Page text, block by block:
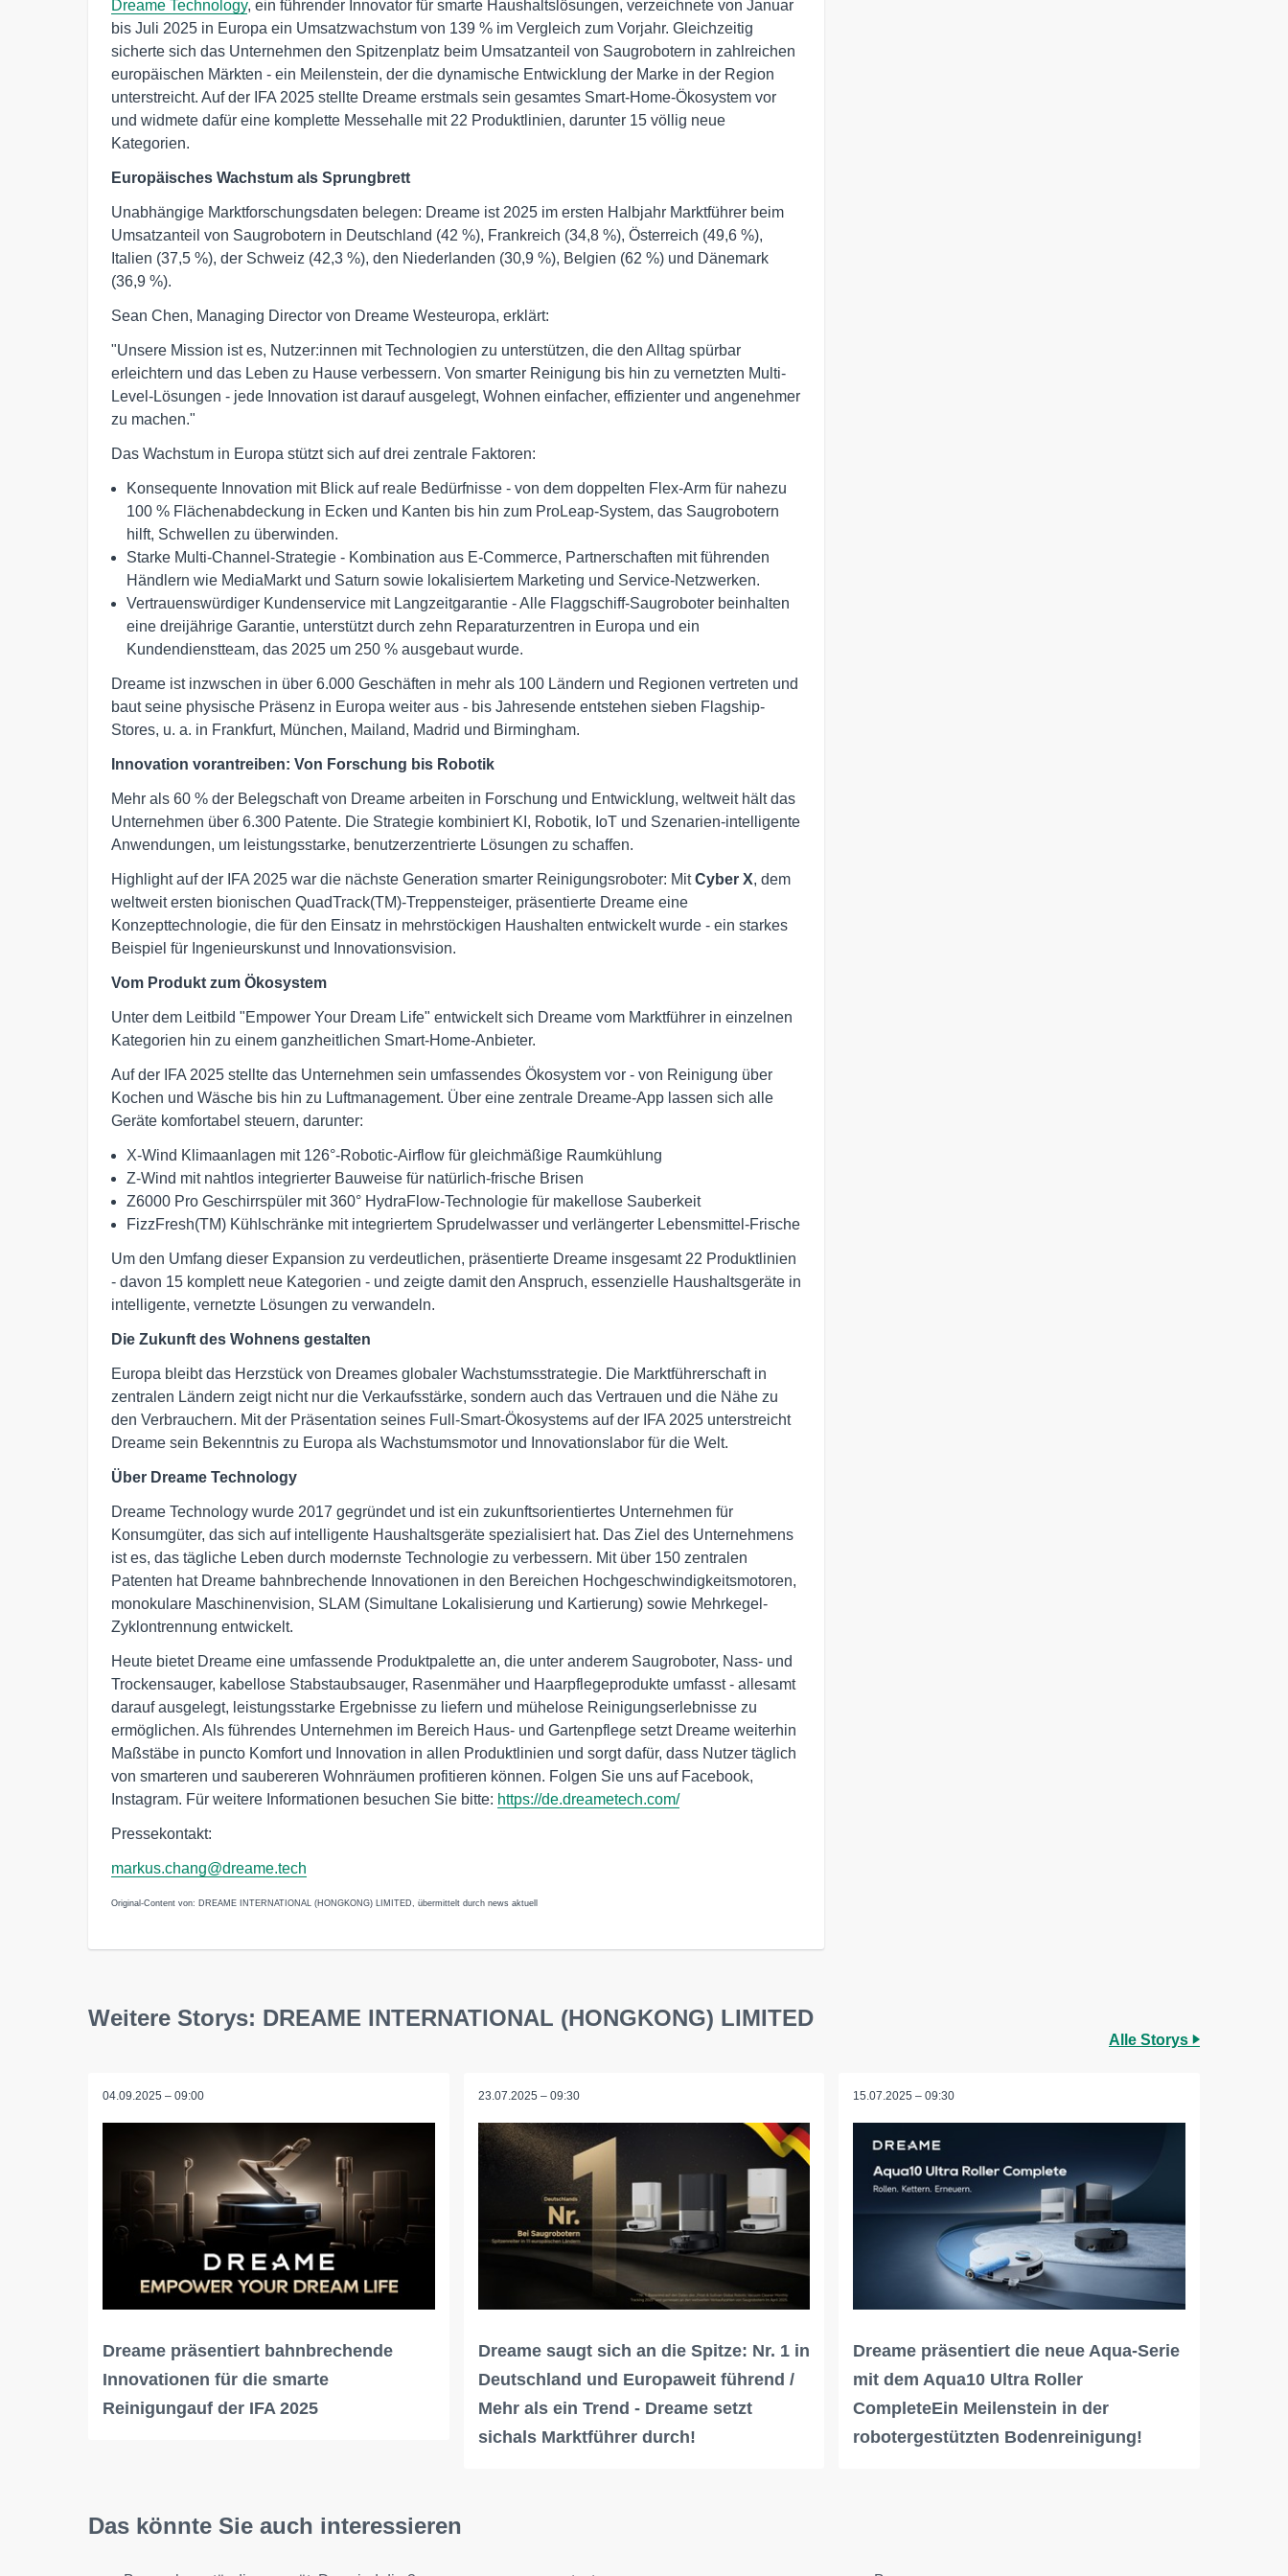
Dreame Technology, ein führender Innovator für smarte Haushaltslösungen, verzeichnete von Januar
bis Juli 2025 in Europa ein Umsatzwachstum von 139 % im Vergleich zum Vorjahr. Gleichzeitig
sicherte sich das Unternehmen den Spitzenplatz beim Umsatzanteil von Saugrobotern in zahlreichen
europäischen Märkten - ein Meilenstein, der die dynamische Entwicklung der Marke in der Region
unterstreicht. Auf der IFA 2025 stellte Dreame erstmals sein gesamtes Smart-Home-Ökosystem vor
und widmete dafür eine komplette Messehalle mit 22 Produktlinien, darunter 15 völlig neue
Kategorien.
Europäisches Wachstum als Sprungbrett
Unabhängige Marktforschungsdaten belegen: Dreame ist 2025 im ersten Halbjahr Marktführer beim
Umsatzanteil von Saugrobotern in Deutschland (42 %), Frankreich (34,8 %), Österreich (49,6 %),
Italien (37,5 %), der Schweiz (42,3 %), den Niederlanden (30,9 %), Belgien (62 %) und Dänemark
(36,9 %).
Sean Chen, Managing Director von Dreame Westeuropa, erklärt:
"Unsere Mission ist es, Nutzer:innen mit Technologien zu unterstützen, die den Alltag spürbar
erleichtern und das Leben zu Hause verbessern. Von smarter Reinigung bis hin zu vernetzten Multi-
Level-Lösungen - jede Innovation ist darauf ausgelegt, Wohnen einfacher, effizienter und angenehmer
zu machen."
Das Wachstum in Europa stützt sich auf drei zentrale Faktoren:
Konsequente Innovation mit Blick auf reale Bedürfnisse - von dem doppelten Flex-Arm für nahezu
100 % Flächenabdeckung in Ecken und Kanten bis hin zum ProLeap-System, das Saugrobotern
hilft, Schwellen zu überwinden.
Starke Multi-Channel-Strategie - Kombination aus E-Commerce, Partnerschaften mit führenden
Händlern wie MediaMarkt und Saturn sowie lokalisiertem Marketing und Service-Netzwerken.
Vertrauenswürdiger Kundenservice mit Langzeitgarantie - Alle Flaggschiff-Saugroboter beinhalten
eine dreijährige Garantie, unterstützt durch zehn Reparaturzentren in Europa und ein
Kundendienstteam, das 2025 um 250 % ausgebaut wurde.
Dreame ist inzwschen in über 6.000 Geschäften in mehr als 100 Ländern und Regionen vertreten und
baut seine physische Präsenz in Europa weiter aus - bis Jahresende entstehen sieben Flagship-
Stores, u. a. in Frankfurt, München, Mailand, Madrid und Birmingham.
Innovation vorantreiben: Von Forschung bis Robotik
Mehr als 60 % der Belegschaft von Dreame arbeiten in Forschung und Entwicklung, weltweit hält das
Unternehmen über 6.300 Patente. Die Strategie kombiniert KI, Robotik, IoT und Szenarien-intelligente
Anwendungen, um leistungsstarke, benutzerzentrierte Lösungen zu schaffen.
Highlight auf der IFA 2025 war die nächste Generation smarter Reinigungsroboter: MitCyber X, dem
weltweit ersten bionischen QuadTrack(TM)-Treppensteiger, präsentierte Dreame eine
Konzepttechnologie, die für den Einsatz in mehrstöckigen Haushalten entwickelt wurde - ein starkes
Beispiel für Ingenieurskunst und Innovationsvision.
Vom Produkt zum Ökosystem
Unter dem Leitbild "Empower Your Dream Life" entwickelt sich Dreame vom Marktführer in einzelnen
Kategorien hin zu einem ganzheitlichen Smart-Home-Anbieter.
Auf der IFA 2025 stellte das Unternehmen sein umfassendes Ökosystem vor - von Reinigung über
Kochen und Wäsche bis hin zu Luftmanagement. Über eine zentrale Dreame-App lassen sich alle
Geräte komfortabel steuern, darunter:
X-Wind Klimaanlagen mit 126°-Robotic-Airflow für gleichmäßige Raumkühlung
Z-Wind mit nahtlos integrierter Bauweise für natürlich-frische Brisen
Z6000 Pro Geschirrspüler mit 360° HydraFlow-Technologie für makellose Sauberkeit
FizzFresh(TM) Kühlschränke mit integriertem Sprudelwasser und verlängerter Lebensmittel-Frische
Um den Umfang dieser Expansion zu verdeutlichen, präsentierte Dreame insgesamt 22 Produktlinien
- davon 15 komplett neue Kategorien - und zeigte damit den Anspruch, essenzielle Haushaltsgeräte in
intelligente, vernetzte Lösungen zu verwandeln.
Die Zukunft des Wohnens gestalten
Europa bleibt das Herzstück von Dreames globaler Wachstumsstrategie. Die Marktführerschaft in
zentralen Ländern zeigt nicht nur die Verkaufsstärke, sondern auch das Vertrauen und die Nähe zu
den Verbrauchern. Mit der Präsentation seines Full-Smart-Ökosystems auf der IFA 2025 unterstreicht
Dreame sein Bekenntnis zu Europa als Wachstumsmotor und Innovationslabor für die Welt.
Über Dreame Technology
Dreame Technology wurde 2017 gegründet und ist ein zukunftsorientiertes Unternehmen für
Konsumgüter, das sich auf intelligente Haushaltsgeräte spezialisiert hat. Das Ziel des Unternehmens
ist es, das tägliche Leben durch modernste Technologie zu verbessern. Mit über 150 zentralen
Patenten hat Dreame bahnbrechende Innovationen in den Bereichen Hochgeschwindigkeitsmotoren,
monokulare Maschinenvision, SLAM (Simultane Lokalisierung und Kartierung) sowie Mehrkegel-
Zyklontrennung entwickelt.
Heute bietet Dreame eine umfassende Produktpalette an, die unter anderem Saugroboter, Nass- und
Trockensauger, kabellose Stabstaubsauger, Rasenmäher und Haarpflegeprodukte umfasst - allesamt
darauf ausgelegt, leistungsstarke Ergebnisse zu liefern und mühelose Reinigungserlebnisse zu
ermöglichen. Als führendes Unternehmen im Bereich Haus- und Gartenpflege setzt Dreame weiterhin
Maßstäbe in puncto Komfort und Innovation in allen Produktlinien und sorgt dafür, dass Nutzer täglich
von smarteren und saubereren Wohnräumen profitieren können. Folgen Sie uns auf Facebook,
Instagram. Für weitere Informationen besuchen Sie bitte: https://de.dreametech.com/
Pressekontakt:
markus.chang@dreame.tech
Original-Content von: DREAME INTERNATIONAL (HONGKONG) LIMITED, übermittelt durch news aktuell
Weitere Storys: DREAME INTERNATIONAL (HONGKONG) LIMITED
Alle Storys
04.09.2025 – 09:00
Dreame präsentiert bahnbrechende
Innovationen für die smarte
Reinigungauf der IFA 2025
23.07.2025 – 09:30
Dreame saugt sich an die Spitze: Nr. 1 in
Deutschland und Europaweit führend /
Mehr als ein Trend - Dreame setzt
sichals Marktführer durch!
15.07.2025 – 09:30
Dreame präsentiert die neue Aqua-Serie
mit dem Aqua10 Ultra Roller
CompleteEin Meilenstein in der
robotergestützten Bodenreinigung!
Das könnte Sie auch interessieren